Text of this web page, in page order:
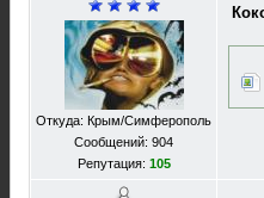
Откуда: Крым/Симферополь
Сообщений: 904
Репутация: 105